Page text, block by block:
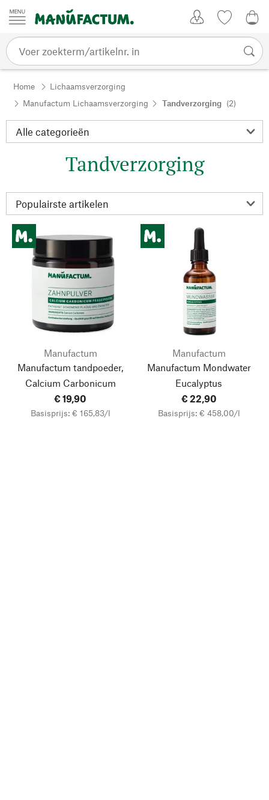
Passer au contenu
Home
Lichaamsverzorging
Manufactum Lichaamsverzorging
Tandverzorging (2)
Tandverzorging
Manufactum
Manufactum tandpoeder,
Calcium Carbonicum
€ 19,90
Basisprijs: € 165,83/l
Manufactum
Manufactum Mondwater
Eucalyptus
€ 22,90
Basisprijs: € 458,00/l